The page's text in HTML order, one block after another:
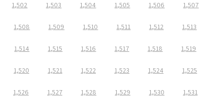
1,502 1,503 1,504 1,505 1,506 1,507
1,508 1,509 1,510 1,511 1,512 1,513
1,514 1,515 1,516 1,517 1,518 1,519
1,520 1,521 1,522 1,523 1,524 1,525
1,526 1,527 1,528 1,529 1,530 1,531